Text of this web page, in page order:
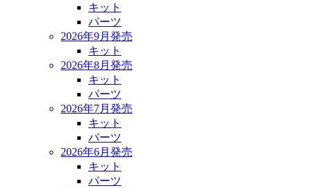
キット
パーツ
2026年9月発売
キット
2026年8月発売
キット
パーツ
2026年7月発売
キット
パーツ
2026年6月発売
キット
パーツ